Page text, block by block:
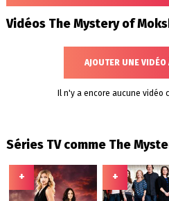
Vidéos The Mystery of
AJOUTER UNE VIDÉO
Il n'y a encore aucune vidéo
Séries TV comme The
+ +